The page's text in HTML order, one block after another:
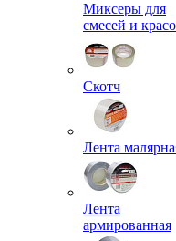
Миксеры для
смесей и
Скотч
Лента
Лента
армированная